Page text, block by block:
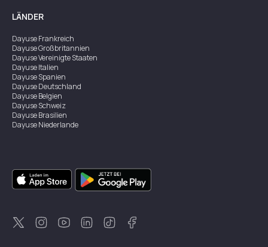
LÄNDER
DayuseFrankreich
DayuseGroßbritannien
DayuseVereinigte Staaten
DayuseItalien
DayuseSpanien
DayuseDeutschland
DayuseBelgien
DayuseSchweiz
DayuseBrasilien
DayuseNiederlande
DayuseSingapur
DayuseZweden
DayuseThailand
DayuseNeuseeland
DayuseTürkei